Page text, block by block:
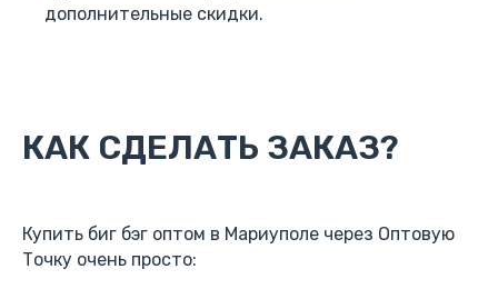
дополнительные скидки.
КАК СДЕЛАТЬ ЗАКАЗ?
Купить биг бэг оптом в Мариуполе через Оптовую
Точку очень просто: